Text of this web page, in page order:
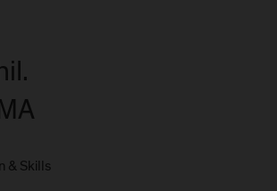
& Skills